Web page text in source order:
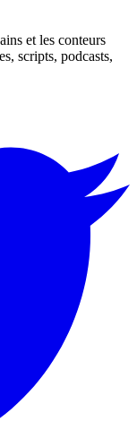
et les conteurs
scripts, podcasts,